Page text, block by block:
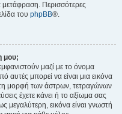
μετάφραση. Περισσότερες
του phpBB®.
μου;
μαζί με το όνομα
μπορεί να είναι μια εικόνα
τη μορφή των άστρων, τετραγώνων
έχετε κάνει ή το αξίωμα σας
εικόνα είναι γνωστή